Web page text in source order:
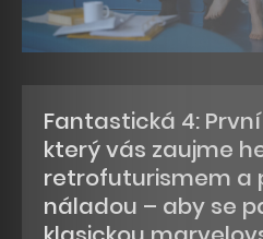
Fantastická 4:
který vás zaujme
retrofuturismem a
náladou – aby se